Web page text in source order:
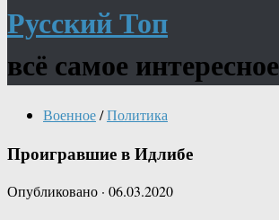
Русский Топ
всё самое интересное
Военное/Политика
Проигравшие в Идлибе
Опубликовано · 06.03.2020